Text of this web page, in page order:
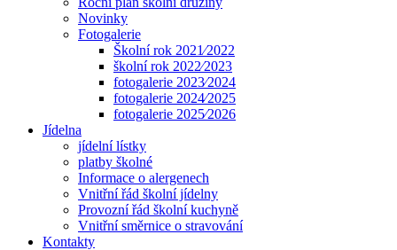
Novinky
Fotogalerie
Školní rok 2021⁄2022
školní rok 2022⁄2023
fotogalerie 2023⁄2024
fotogalerie 2024⁄2025
fotogalerie 2025⁄2026
Jídelna
jídelní lístky
platby školné
Informace o alergenech
Vnitřní řád školní jídelny
Provozní řád školní kuchyně
Vnitřní směrnice o stravování
Kontakty